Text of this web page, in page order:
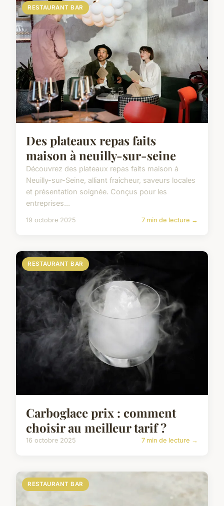
RESTAURANT BAR
Des plateaux repas faits
maison à neuilly-sur-seine
Découvrez des plateaux repas faits maison à
Neuilly-sur-Seine, alliant fraîcheur, saveurs locales
et présentation soignée. Conçus pour les
entreprises...
19 octobre 2025 7 min de lecture →
RESTAURANT BAR
Carboglace prix : comment
choisir au meilleur tarif ?
16 octobre 2025 7 min de lecture →
RESTAURANT BAR